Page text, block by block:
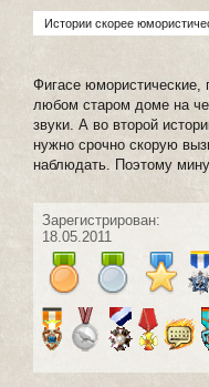
Истории скорее
Фигасе юмористические,
любом старом доме на
звуки. А во второй
нужно срочно скорую
наблюдать. Поэтому
Зарегистрирован:
18.05.2011